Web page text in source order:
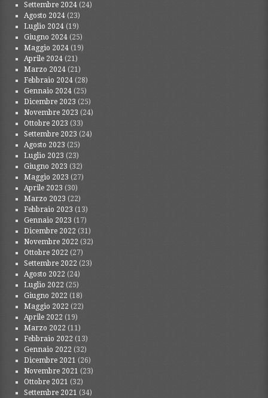
Settembre 2024 (24)
Agosto 2024 (23)
Luglio 2024 (19)
Giugno 2024 (25)
Maggio 2024 (19)
Aprile 2024 (21)
Marzo 2024 (21)
Febbraio 2024 (28)
Gennaio 2024 (25)
Dicembre 2023 (25)
Novembre 2023 (24)
Ottobre 2023 (33)
Settembre 2023 (24)
Agosto 2023 (25)
Luglio 2023 (23)
Giugno 2023 (32)
Maggio 2023 (27)
Aprile 2023 (30)
Marzo 2023 (22)
Febbraio 2023 (13)
Gennaio 2023 (17)
Dicembre 2022 (31)
Novembre 2022 (32)
Ottobre 2022 (27)
Settembre 2022 (23)
Agosto 2022 (24)
Luglio 2022 (25)
Giugno 2022 (18)
Maggio 2022 (22)
Aprile 2022 (19)
Marzo 2022 (11)
Febbraio 2022 (13)
Gennaio 2022 (32)
Dicembre 2021 (26)
Novembre 2021 (23)
Ottobre 2021 (32)
Settembre 2021 (34)